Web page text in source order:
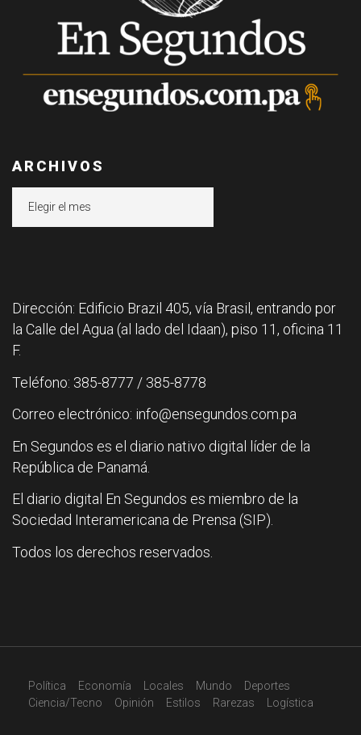
ARCHIVOS
Dirección: Edificio Brazil 405, vía Brasil, entrando por
la Calle del Agua (al lado del Idaan), piso 11, oficina 11
F.
Teléfono: 385-8777 / 385-8778
Correo electrónico: info@ensegundos.com.pa
En Segundos es el diario nativo digital líder de la
República de Panamá.
El diario digital En Segundos es miembro de la
Sociedad Interamericana de Prensa (SIP).
Todos los derechos reservados.
Política Economía Locales Mundo
Deportes
Ciencia/Tecno
Opinión Estilos Rarezas Logística